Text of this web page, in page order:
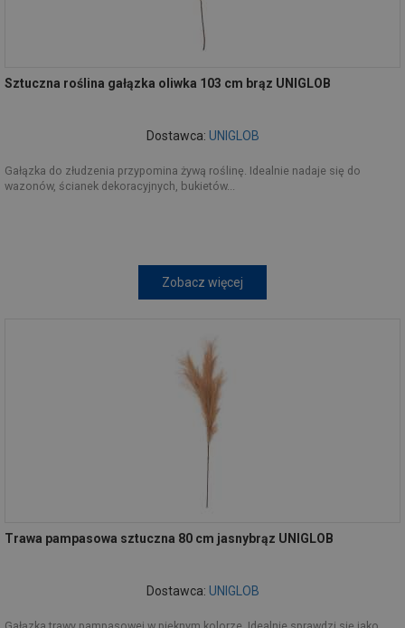
Sztuczna roślina gałązka oliwka 103 cm brąz UNIGLOB
Dostawca: UNIGLOB
Gałązka do złudzenia przypomina żywą roślinę. Idealnie nadaje się do
wazonów, ścianek dekoracyjnych, bukietów...
Zobacz więcej
Trawa pampasowa sztuczna 80 cm jasnybrąz UNIGLOB
Dostawca: UNIGLOB